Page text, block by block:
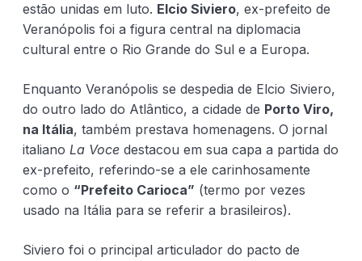
estão unidas em luto. Elcio Siviero, ex-prefeito de
Veranópolis foi a figura central na diplomacia
cultural entre o Rio Grande do Sul e a Europa.
Enquanto Veranópolis se despedia de Elcio Siviero,
do outro lado do Atlântico, a cidade de Porto Viro,
na Itália, também prestava homenagens. O jornal
italiano La Voce destacou em sua capa a partida do
ex-prefeito, referindo-se a ele carinhosamente
como o “Prefeito Carioca” (termo por vezes
usado na Itália para se referir a brasileiros).
Siviero foi o principal articulador do pacto de